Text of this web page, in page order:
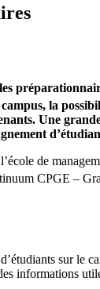
la
Une
de
CPGE –
sur
informations